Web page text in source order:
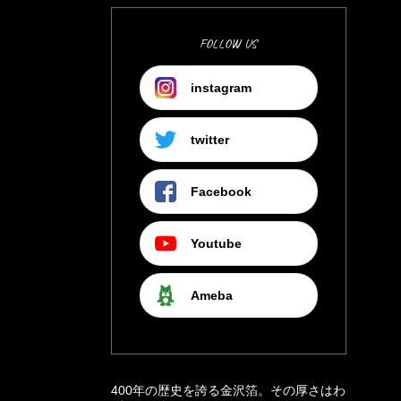
FOLLOW US
instagram
twitter
Facebook
Youtube
Ameba
400年の歴史を誇る金沢箔。その厚さはわ